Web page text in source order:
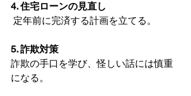
4. 住宅ローンの見直し
定年前に完済する計画を立てる。
5. 詐欺対策
詐欺の手口を学び、怪しい話には慎重
になる。